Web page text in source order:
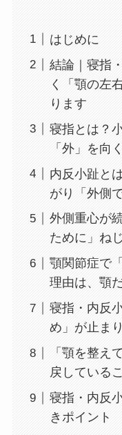
はじめに
結論｜寝指
く「顎の左
ります
寝指とは？
「外」を向
内反小趾と
がり「外側
外側重心が
ために」ね
顎関節症で
理由は、顎
寝指・内反
め」が止ま
「顎を整え
戻している
寝指・内反
きポイント